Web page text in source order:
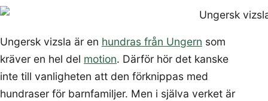
Ungersk vizsla är en hundras från Ungern som
kräver en hel del motion. Därför hör det kanske
inte till vanligheten att den förknippas med
hundraser för barnfamiljer. Men i själva verket är